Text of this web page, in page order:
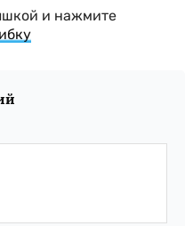
и нажмите